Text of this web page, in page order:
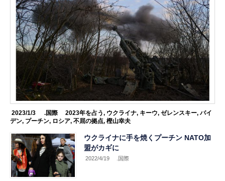
2023/1/3 .国際 2023年を占う, ウクライナ, キーウ, ゼレンスキー, バイ
デン, プーチン, ロシア,不屈の拠点,樫山幸夫
ウクライナに手を焼くプーチン NATO加
盟がカギに
2022/4/19 .国際